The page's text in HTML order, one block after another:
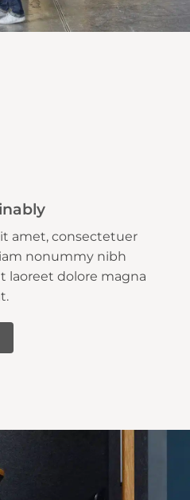
amet, consectetuer
nonummy nibh
dolore magna